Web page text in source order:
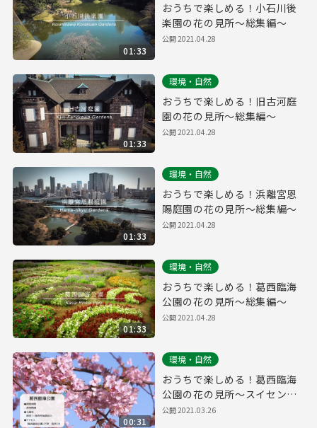
01:33
おうちで楽しめる！小石川後
楽園の花の見所～総集編～
公開2021.04.28
01:33
環境・自然
おうちで楽しめる！旧古河庭
園の花の見所～総集編～
公開2021.04.28
01:33
環境・自然
おうちで楽しめる！浜離宮恩
賜庭園の花の見所～総集編～
公開2021.04.28
01:33
環境・自然
おうちで楽しめる！葛西臨海
公園の花の見所～総集編～
公開2021.04.28
00:31
環境・自然
おうちで楽しめる！葛西臨海
公園の花の見所～スイセンと
カワヅザクラ～
公開2021.03.26